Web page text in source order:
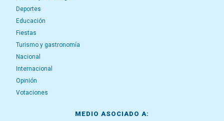
Deportes
Educación
Fiestas
Turismo y gastronomía
Nacional
Internacional
Opinión
Votaciones
MEDIO ASOCIADO A: